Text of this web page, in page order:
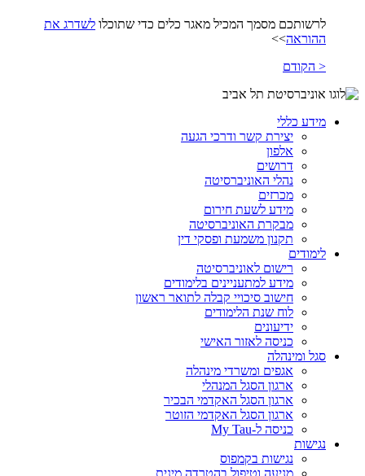
לרשותכם מסמך המכיל מאגר כלים כדי שתוכלו לשדרג את
ההוראה>>
< הקודם
מידע כללי
יצירת קשר ודרכי הגעה
אלפון
דרושים
נהלי האוניברסיטה
מכרזים
מידע לשעת חירום
מבקרת האוניברסיטה
תקנון משמעת ופסקי דין
לימודים
רישום לאוניברסיטה
מידע למתעניינים בלימודים
חישוב סיכויי קבלה לתואר ראשון
לוח שנת הלימודים
ידיעונים
כניסה לאזור האישי
סגל ומינהלה
אגפים ומשרדי מינהלה
ארגון הסגל המנהלי
ארגון הסגל האקדמי הבכיר
ארגון הסגל האקדמי הזוטר
כניסה ל-My Tau
נגישות
נגישות בקמפוס